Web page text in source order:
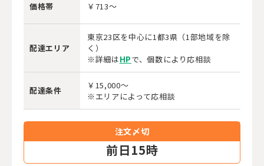
価格帯 ￥713～
配達エリア
東京23区を中心に1都3県（1部地域を除
く）
※詳細はHPで、個数により応相談
配達条件
￥15,000～
※エリアによって応相談
注文〆切
前日15時